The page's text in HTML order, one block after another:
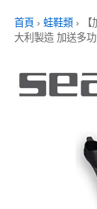
首頁 › 蛙鞋類 ›
大利製造 加送多